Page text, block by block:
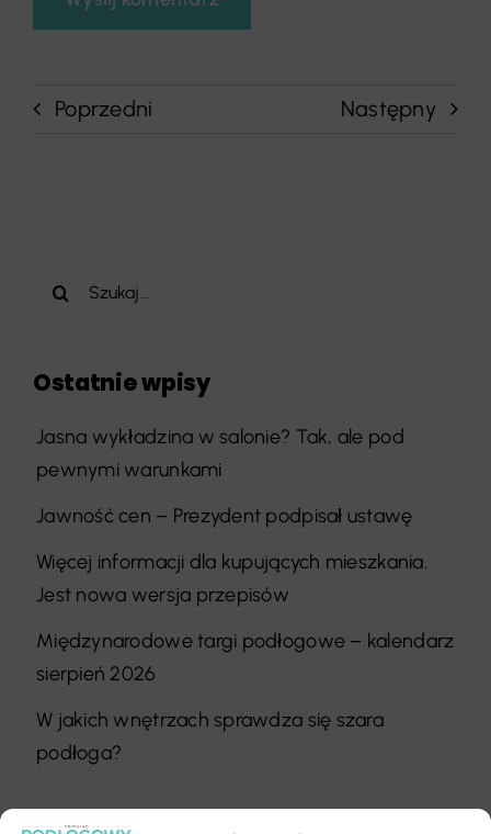
Poprzedni Następny
Szukaj
Ostatnie wpisy
Jasna wykładzina w salonie? Tak, ale pod
pewnymi warunkami
Jawność cen – Prezydent podpisał ustawę
Więcej informacji dla kupujących mieszkania.
Jest nowa wersja przepisów
Międzynarodowe targi podłogowe – kalendarz
sierpień 2026
W jakich wnętrzach sprawdza się szara
podłoga?